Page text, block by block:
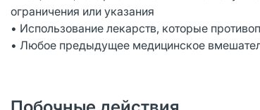
ограничения или указания
• Использование лекарств, которые
• Любое предыдущее медицинское